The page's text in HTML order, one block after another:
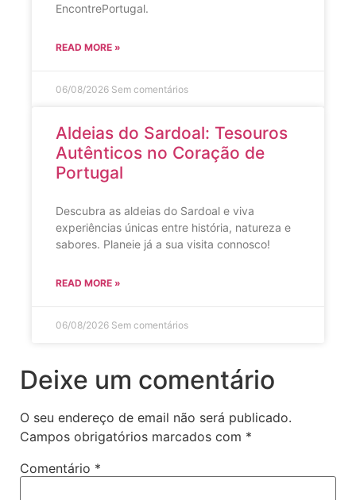
EncontrePortugal.
READ MORE »
06/08/2026 Sem comentários
Aldeias do Sardoal: Tesouros
Autênticos no Coração de
Portugal
Descubra as aldeias do Sardoal e viva
experiências únicas entre história, natureza e
sabores. Planeie já a sua visita connosco!
READ MORE »
06/08/2026 Sem comentários
Deixe um comentário
O seu endereço de email não será publicado.
Campos obrigatórios marcados com *
Comentário *